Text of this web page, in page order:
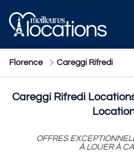
Florence Careggi Rifredi
Careggi Rifredi
OFFRES
À LOUER À